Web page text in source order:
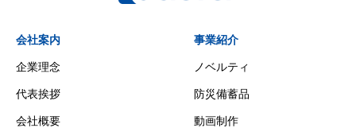
会社案内
企業理念
代表挨拶
会社概要
事業紹介
ノベルティ
防災備蓄品
動画制作